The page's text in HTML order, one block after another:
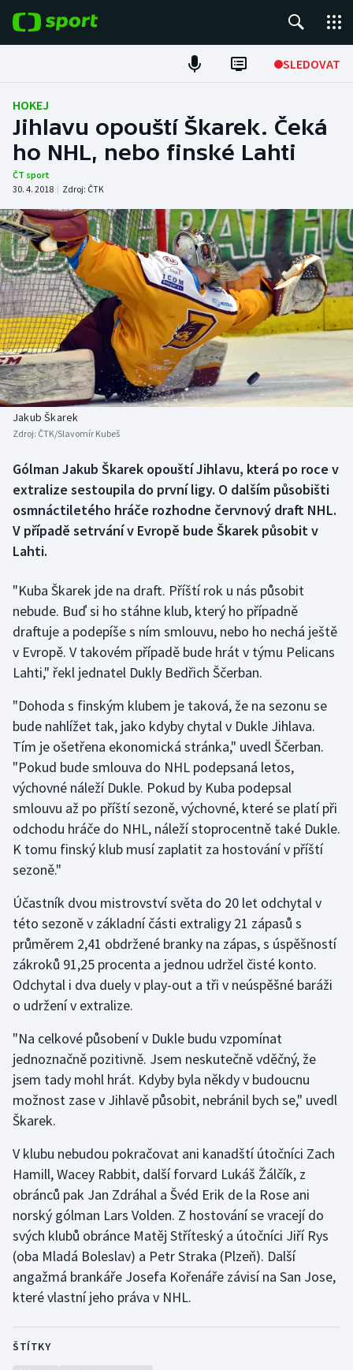
SLEDOVAT
Fotbal
Hokej
Tenis
Atletika
Cyklistika
DALŠÍ SPORTY
Americký fotbal
Baseball a softbal
Basketbal
Biatlon
Boby a skeleton
Box
Curling
Dostihy
Florbal
Futsal
Golf
Gymnastika
Házená
Judo
Krasobruslení
Lezení
Lyže a snowboard
Moderní pětiboj
Motorsport
Olympijské hry
Parasport
Plavání
Plážový volejbal
Ragby
Rychlobruslení
Short track
NEPŘEHLÉDNĚTE
Soutěže
Historické návraty
Aplikace ČT sport
AZ kvíz
HOKEJ
Jihlavu opouští Škarek. Čeká
ho NHL, nebo finské Lahti
ČT sport
30. 4. 2018 | Zdroj: ČTK
Jakub Škarek
Zdroj: ČTK/Slavomír Kubeš
Gólman Jakub Škarek opouští Jihlavu, která po roce v
extralize sestoupila do první ligy. O dalším působišti
osmnáctiletého hráče rozhodne červnový draft NHL.
V případě setrvání v Evropě bude Škarek působit v
Lahti.
"Kuba Škarek jde na draft. Příští rok u nás působit
nebude. Buď si ho stáhne klub, který ho případně
draftuje a podepíše s ním smlouvu, nebo ho nechá ještě
v Evropě. V takovém případě bude hrát v týmu Pelicans
Lahti," řekl jednatel Dukly Bedřich Ščerban.
"Dohoda s finským klubem je taková, že na sezonu se
bude nahlížet tak, jako kdyby chytal v Dukle Jihlava.
Tím je ošetřena ekonomická stránka," uvedl Ščerban.
"Pokud bude smlouva do NHL podepsaná letos,
výchovné náleží Dukle. Pokud by Kuba podepsal
smlouvu až po příští sezoně, výchovné, které se platí při
odchodu hráče do NHL, náleží stoprocentně také Dukle.
K tomu finský klub musí zaplatit za hostování v příští
sezoně."
Účastník dvou mistrovství světa do 20 let odchytal v
této sezoně v základní části extraligy 21 zápasů s
průměrem 2,41 obdržené branky na zápas, s úspěšností
zákroků 91,25 procenta a jednou udržel čisté konto.
Odchytal i dva duely v play-out a tři v neúspěšné baráži
o udržení v extralize.
"Na celkové působení v Dukle budu vzpomínat
jednoznačně pozitivně. Jsem neskutečně vděčný, že
jsem tady mohl hrát. Kdyby byla někdy v budoucnu
možnost zase v Jihlavě působit, nebránil bych se," uvedl
Škarek.
V klubu nebudou pokračovat ani kanadští útočníci Zach
Hamill, Wacey Rabbit, další forvard Lukáš Žálčík, z
obránců pak Jan Zdráhal a Švéd Erik de la Rose ani
norský gólman Lars Volden. Z hostování se vracejí do
svých klubů obránce Matěj Stříteský a útočníci Jiří Rys
(oba Mladá Boleslav) a Petr Straka (Plzeň). Další
angažmá brankáře Josefa Kořenáře závisí na San Jose,
které vlastní jeho práva v NHL.
ŠTÍTKY